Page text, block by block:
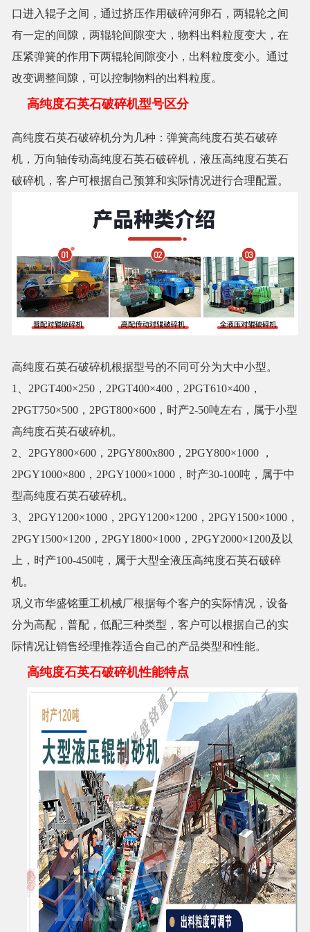
口进入辊子之间，通过挤压作用破碎河卵石，两辊轮之间
有一定的间隙，两辊轮间隙变大，物料出料粒度变大，在
压紧弹簧的作用下两辊轮间隙变小，出料粒度变小。通过
改变调整间隙，可以控制物料的出料粒度。
高纯度石英石破碎机型号区分
高纯度石英石破碎机分为几种：弹簧高纯度石英石破碎
机，万向轴传动高纯度石英石破碎机，液压高纯度石英石
破碎机，客户可根据自己预算和实际情况进行合理配置。
高纯度石英石破碎机根据型号的不同可分为大中小型。
1、2PGT400×250，2PGT400×400，2PGT610×400，
2PGT750×500，2PGT800×600，时产2-50吨左右，属于小型
高纯度石英石破碎机。
2、2PGY800×600，2PGY800x800，2PGY800×1000 ，
2PGY1000×800，2PGY1000×1000，时产30-100吨，属于中
型高纯度石英石破碎机。
3、2PGY1200×1000，2PGY1200×1200，2PGY1500×1000，
2PGY1500×1200，2PGY1800×1000，2PGY2000×1200及以
上，时产100-450吨，属于大型全液压高纯度石英石破碎
机。
巩义市华盛铭重工机械厂根据每个客户的实际情况，设备
分为高配，普配，低配三种类型，客户可以根据自己的实
际情况让销售经理推荐适合自己的产品类型和性能。
高纯度石英石破碎机性能特点